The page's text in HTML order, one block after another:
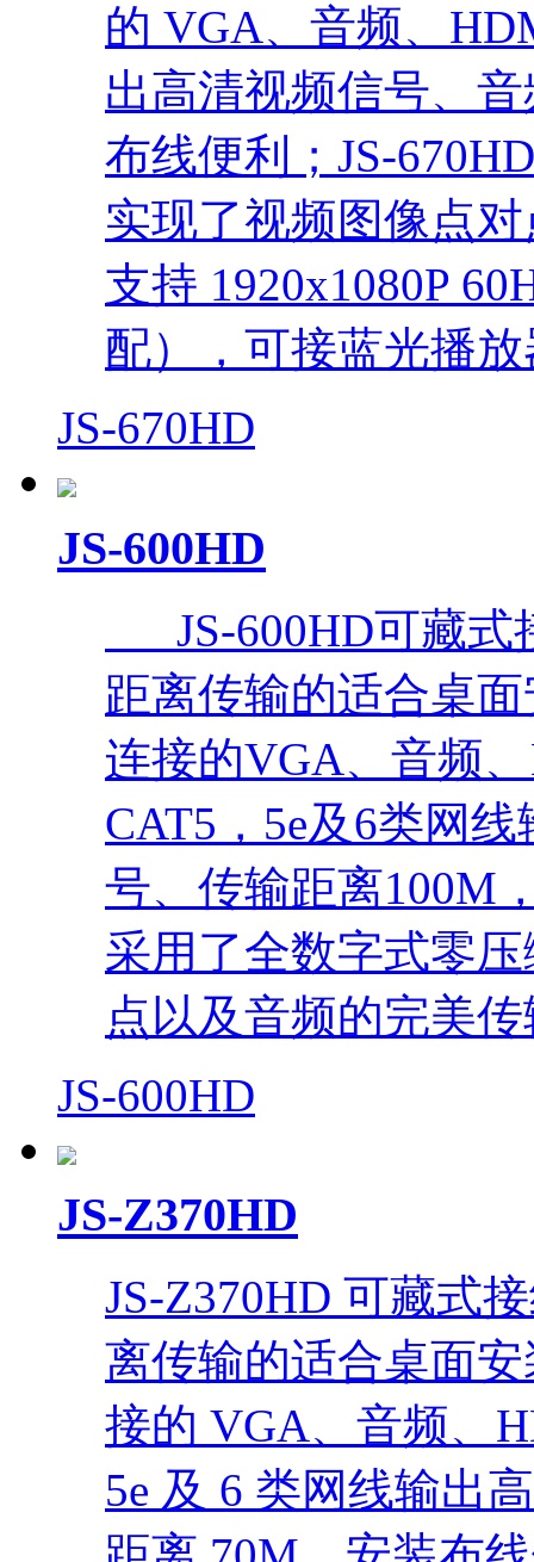
的 VGA、音频、
出高清视频信号、
布线便利；JS-
实现了视频图像点
支持 1920x1080P
配），可接蓝光播
JS-670HD
JS-600HD
JS-600HD可藏式
距离传输的适合桌
连接的VGA、音频
CAT5，5e及6类网
号、传输距离
采用了全数字式零
点以及音频的完美
JS-600HD
JS-Z370HD
JS-Z370HD 可藏式
离传输的适合桌面
接的 VGA、音频、
5e 及 6 类网线输出